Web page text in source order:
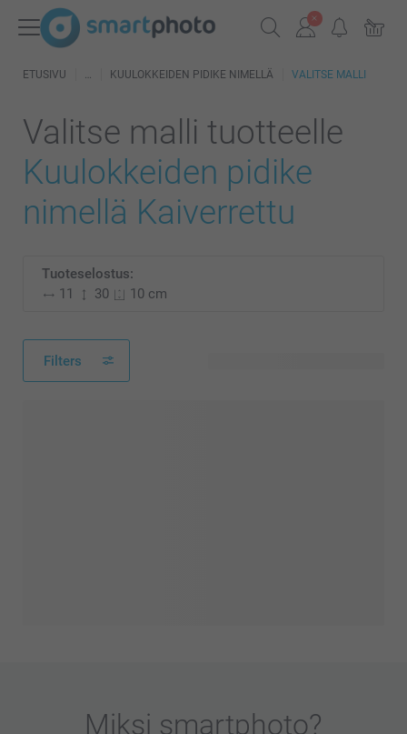
ETUSIVU KUULOKKEIDEN PIDIKE NIMELLÄ VALITSE MALLI
Valitse malli tuotteelle
Kuulokkeiden pidike
nimellä Kaiverrettu
Tuoteselostus:
11
30 10 cm
Filters
Miksi smartphoto?